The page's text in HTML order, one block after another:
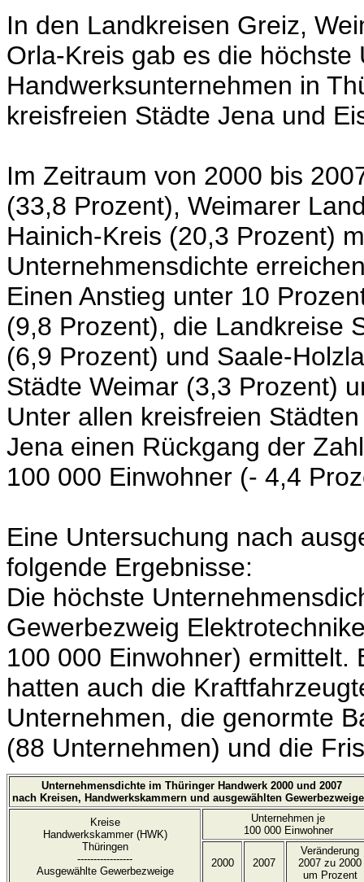
In den Landkreisen Greiz,
Orla-Kreis gab es die
Handwerksunternehmen in
kreisfreien Städte Jena und
Im Zeitraum von 2000 bis
(33,8 Prozent), Weimarer
Hainich-Kreis (20,3 Prozent)
Unternehmensdichte
Einen Anstieg unter 10
(9,8 Prozent), die Landkreise
(6,9 Prozent) und Saale-
Städte Weimar (3,3 Prozent)
Unter allen kreisfreien
Jena einen Rückgang der
100 000 Einwohner (- 4,4
Eine Untersuchung nach
folgende Ergebnisse:
Die höchste
Gewerbezweig
100 000 Einwohner) ermittelt.
hatten auch die
Unternehmen, die genormte
(88 Unternehmen) und die
Unternehmensdichte im Thüringer Handwerk 2000 und 2007
nach Kreisen, Handwerkskammern und ausgewählten
Kreise
Handwerkskammer (HWK)
Thüringen
-----------------
Ausgewählte Gewerbezweige
Unternehmen je
100 000 Einwohner
2000 2007
Veränderung
2007 zu 2000
um Prozent